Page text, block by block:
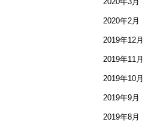
2020年2月
2019年12月
2019年11月
2019年10月
2019年9月
2019年8月